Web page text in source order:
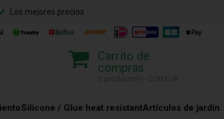
Los mejores precios
Carrito de
compras
Silicone / Glue heat resistantArtículos de jardín